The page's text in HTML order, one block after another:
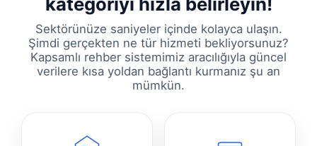
Sektörünüze saniyeler içinde kolayca ulaşın.
Şimdi gerçekten ne tür hizmeti bekliyorsunuz?
Kapsamlı rehber sistemimiz aracılığıyla güncel
verilere kısa yoldan bağlantı kurmanız şu an
mümkün.